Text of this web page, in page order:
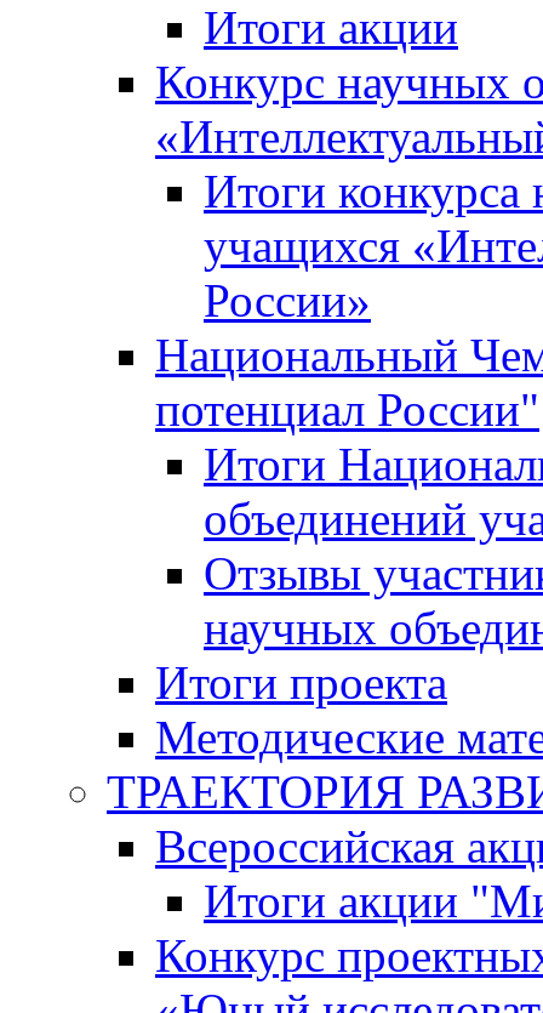
Итоги акции
Конкурс научных
Итоги
учащихся
России»
Национальный
потенциал России"
Итоги
объединений
Отзывы
научных
Итоги проекта
Методические
ТРАЕКТОРИЯ
Всероссийская
Итоги акции
Конкурс